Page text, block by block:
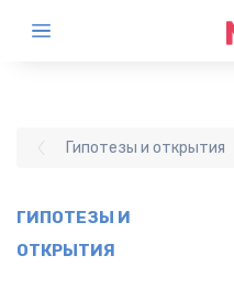
Гипотезы и открытия
ГИПОТЕЗЫ И
ОТКРЫТИЯ